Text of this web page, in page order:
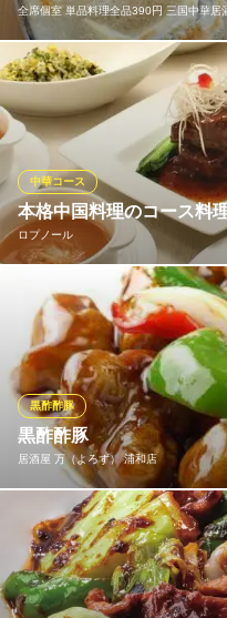
全席個室 単品料理全品390円 三国中華居
中国人シェフの作る本格中華
格！定食メニューも充実でこ
全席個室 単品料理全品
中華料理居酒屋個室
ＪＲ浦和駅 徒歩3分
埼玉県さいたま市浦和区仲町1-1-
本格中国料理のコース料
ロプノール
中華コース
旬の食材を使ったコース料
お召し上がり頂けるコース
用意！また、ご予算に応じ
出来ます。
ロプノール
浦和 中国料理 個室
ＪＲ浦和駅東口 徒歩1分
埼玉県さいたま市浦和区東高砂町
黒酢酢豚
居酒屋 万（よろず） 浦和店
黒酢酢豚
豚肉肩ロースを食べやすい
よい酸味と甘みで仕上げてお
居酒屋 万（よろず） 浦